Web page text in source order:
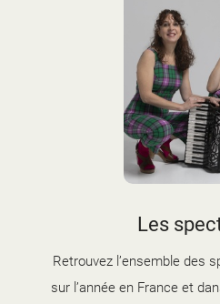
Les Étincelles
d'information
Ressources des
Livrets
Ressources
Présentation
Actualités
Réalisations
Les
Retrouvez l’ensemble des
sur l’année en France et